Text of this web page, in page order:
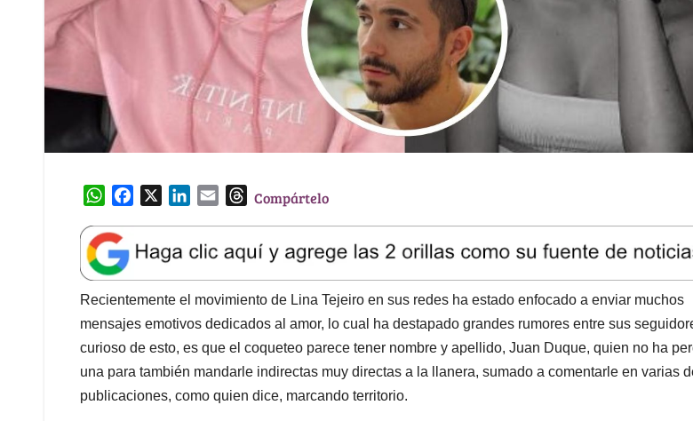
W
a
t
s
A
p
p
e
b
o
o
k
k
e
d
I
n
l
T
e
a
d
s
Compártelo
Recientemente el movimiento de Lina Tejeiro en sus redes ha estado enfocado a enviar muchos
mensajes emotivos dedicados al amor, lo cual ha destapado grandes rumores entre sus
curioso de esto, es que el coqueteo parece tener nombre y apellido, Juan Duque, quien no ha
una para también mandarle indirectas muy directas a la llanera, sumado a comentarle en varias
publicaciones, como quien dice, marcando territorio.